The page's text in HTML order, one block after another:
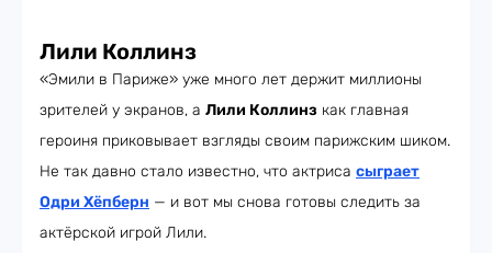
Лили Коллинз
«Эмили в Париже» уже много лет держит миллионы
зрителей у экранов, а Лили Коллинз как главная
героиня приковывает взгляды своим парижским шиком.
Не так давно стало известно, что актриса сыграет
Одри Хёпберн — и вот мы снова готовы следить за
актёрской игрой Лили.